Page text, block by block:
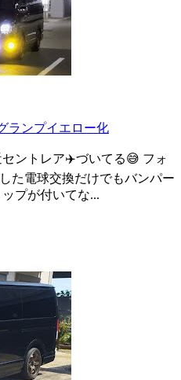
ランプイエロー化
ントレア✈️づいてる😅 フォ
た電球交換だけでもバンパー
プが付いてな...